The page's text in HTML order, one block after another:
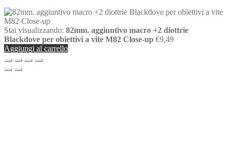
Stai visualizzando: 82mm. aggiuntivo macro +2 diottrie
Blackdove per obiettivi a vite M82 Close-up €9,49
Aggiungi al carrello